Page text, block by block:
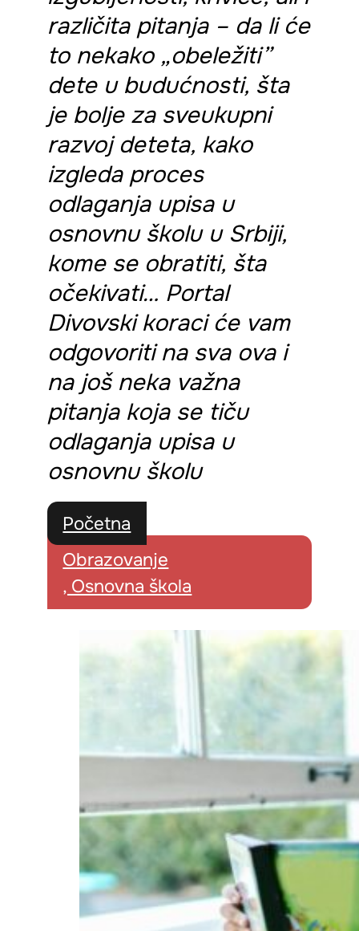
različita pitanja – da li će
to nekako „obeležiti”
dete u budućnosti, šta
je bolje za sveukupni
razvoj deteta, kako
izgleda proces
odlaganja upisa u
osnovnu školu u Srbiji,
kome se obratiti, šta
očekivati… Portal
Divovski koraci će vam
odgovoriti na sva ova i
na još neka važna
pitanja koja se tiču
odlaganja upisa u
osnovnu školu
Početna
Obrazovanje
, Osnovna škola